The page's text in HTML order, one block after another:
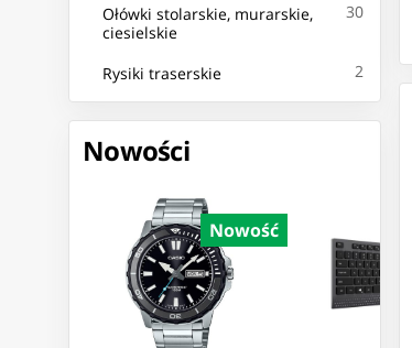
Ołówki stolarskie, murarskie,
ciesielskie
30
Rysiki traserskie 2
Nowości
Nowość